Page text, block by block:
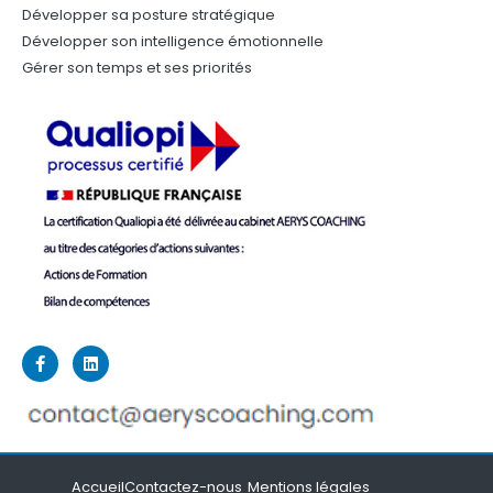
Développer sa posture stratégique
Développer son intelligence émotionnelle
Gérer son temps et ses priorités
AccueilContactez-nous Mentions légales